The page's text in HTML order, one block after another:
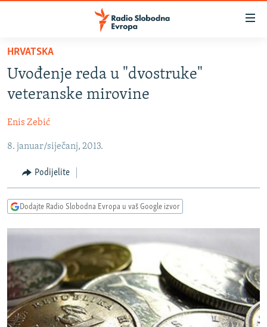
Pređite
glavni
sadržaj
na
navigaciju
Pređite
pretragu
VIJESTI
BOSNA I HERCEGOVINA
KOSOVO
CRNA GORA
VIZUELNO
FOTOGALERIJE
INFOGRAFIKE
PODCASTI
RAT U UKRAJINI
KINA NA BALKANU
RSE PRIČE IZ SVIJETA
ISPRIČAJ MI
DNEVNO@RSE
SPECIJALI RSE
HRVATSKA
Uvođenje reda u "dvostruke"
veteranske mirovine
Enis Zebić
8. januar/siječanj, 2013.
Podijelite
Dodajte Radio Slobodna Evropa u vaš Google izvor